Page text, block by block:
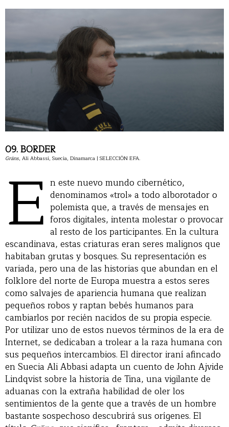
09. BORDER
Gräns, Ali Abbassi, Suecia, Dinamarca | SELECCIÓN EFA.
E n este nuevo mundo cibernético,
denominamos «trol» a todo alborotador o
polemista que, a través de mensajes en
foros digitales, intenta molestar o provocar
al resto de los participantes. En la cultura
escandinava, estas criaturas eran seres malignos que
habitaban grutas y bosques. Su representación es
variada, pero una de las historias que abundan en el
folklore del norte de Europa muestra a estos seres
como salvajes de apariencia humana que realizan
pequeños robos y raptan bebés humanos para
cambiarlos por recién nacidos de su propia especie.
Por utilizar uno de estos nuevos términos de la era de
Internet, se dedicaban a trolear a la raza humana con
sus pequeños intercambios. El director iraní afincado
en Suecia Ali Abbasi adapta un cuento de John Ajvide
Lindqvist sobre la historia de Tina, una vigilante de
aduanas con la extraña habilidad de oler los
sentimientos de la gente que a través de un hombre
bastante sospechoso descubrirá sus orígenes. El